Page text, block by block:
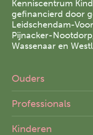
Kenniscentrum
gefinancierd door
Leidschendam-
Pijnacker-
Wassenaar en
Ouders
Professionals
Kinderen